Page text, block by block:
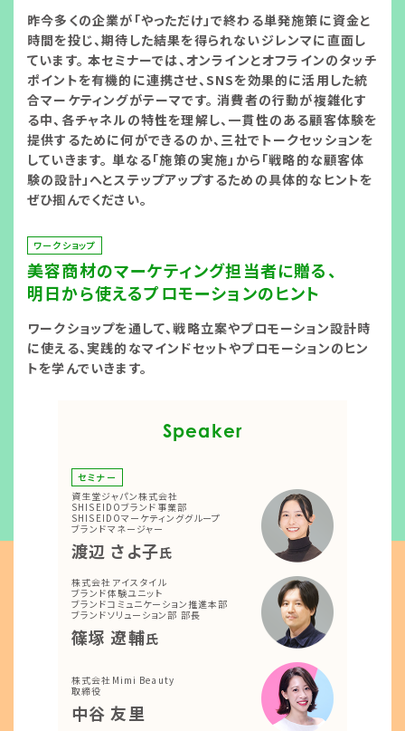
昨今多くの企業が「やっただけ」で終わる単発施策に資金と
時間を投じ、期待した結果を得られないジレンマに直面し
ています。 本セミナーでは、オンラインとオフラインのタッチ
ポイントを有機的に連携させ、SNSを効果的に活用した統
合マーケティングがテーマです。 消費者の行動が複雑化す
る中、各チャネルの特性を理解し、一貫性のある顧客体験を
提供するために何ができるのか、三社でトークセッションを
していきます。 単なる「施策の実施」から「戦略的な顧客体
験の設計」へとステップアップするための具体的なヒントを
ぜひ掴んでください。
ワークショップ
美容商材のマーケティング担当者に贈る、
明日から使えるプロモーションのヒント
ワークショップを通して、戦略立案やプロモーション設計時
に使える、実践的なマインドセットやプロモーションのヒン
トを学んでいきます。
Speaker
セミナー
資生堂ジャパン株式会社
SHISEIDOブランド事業部
SHISEIDOマーケティンググループ
ブランドマネージャー
渡辺 さよ子氏
株式会社アイスタイル
ブランド体験ユニット
ブランドコミュニケーション推進本部
ブランドソリューション部 部長
篠塚 遼輔氏
株式会社Mimi Beauty
取締役
中谷 友里